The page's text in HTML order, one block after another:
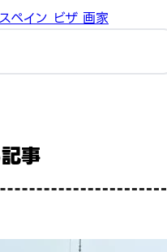
ペイン ビザ 画家
事